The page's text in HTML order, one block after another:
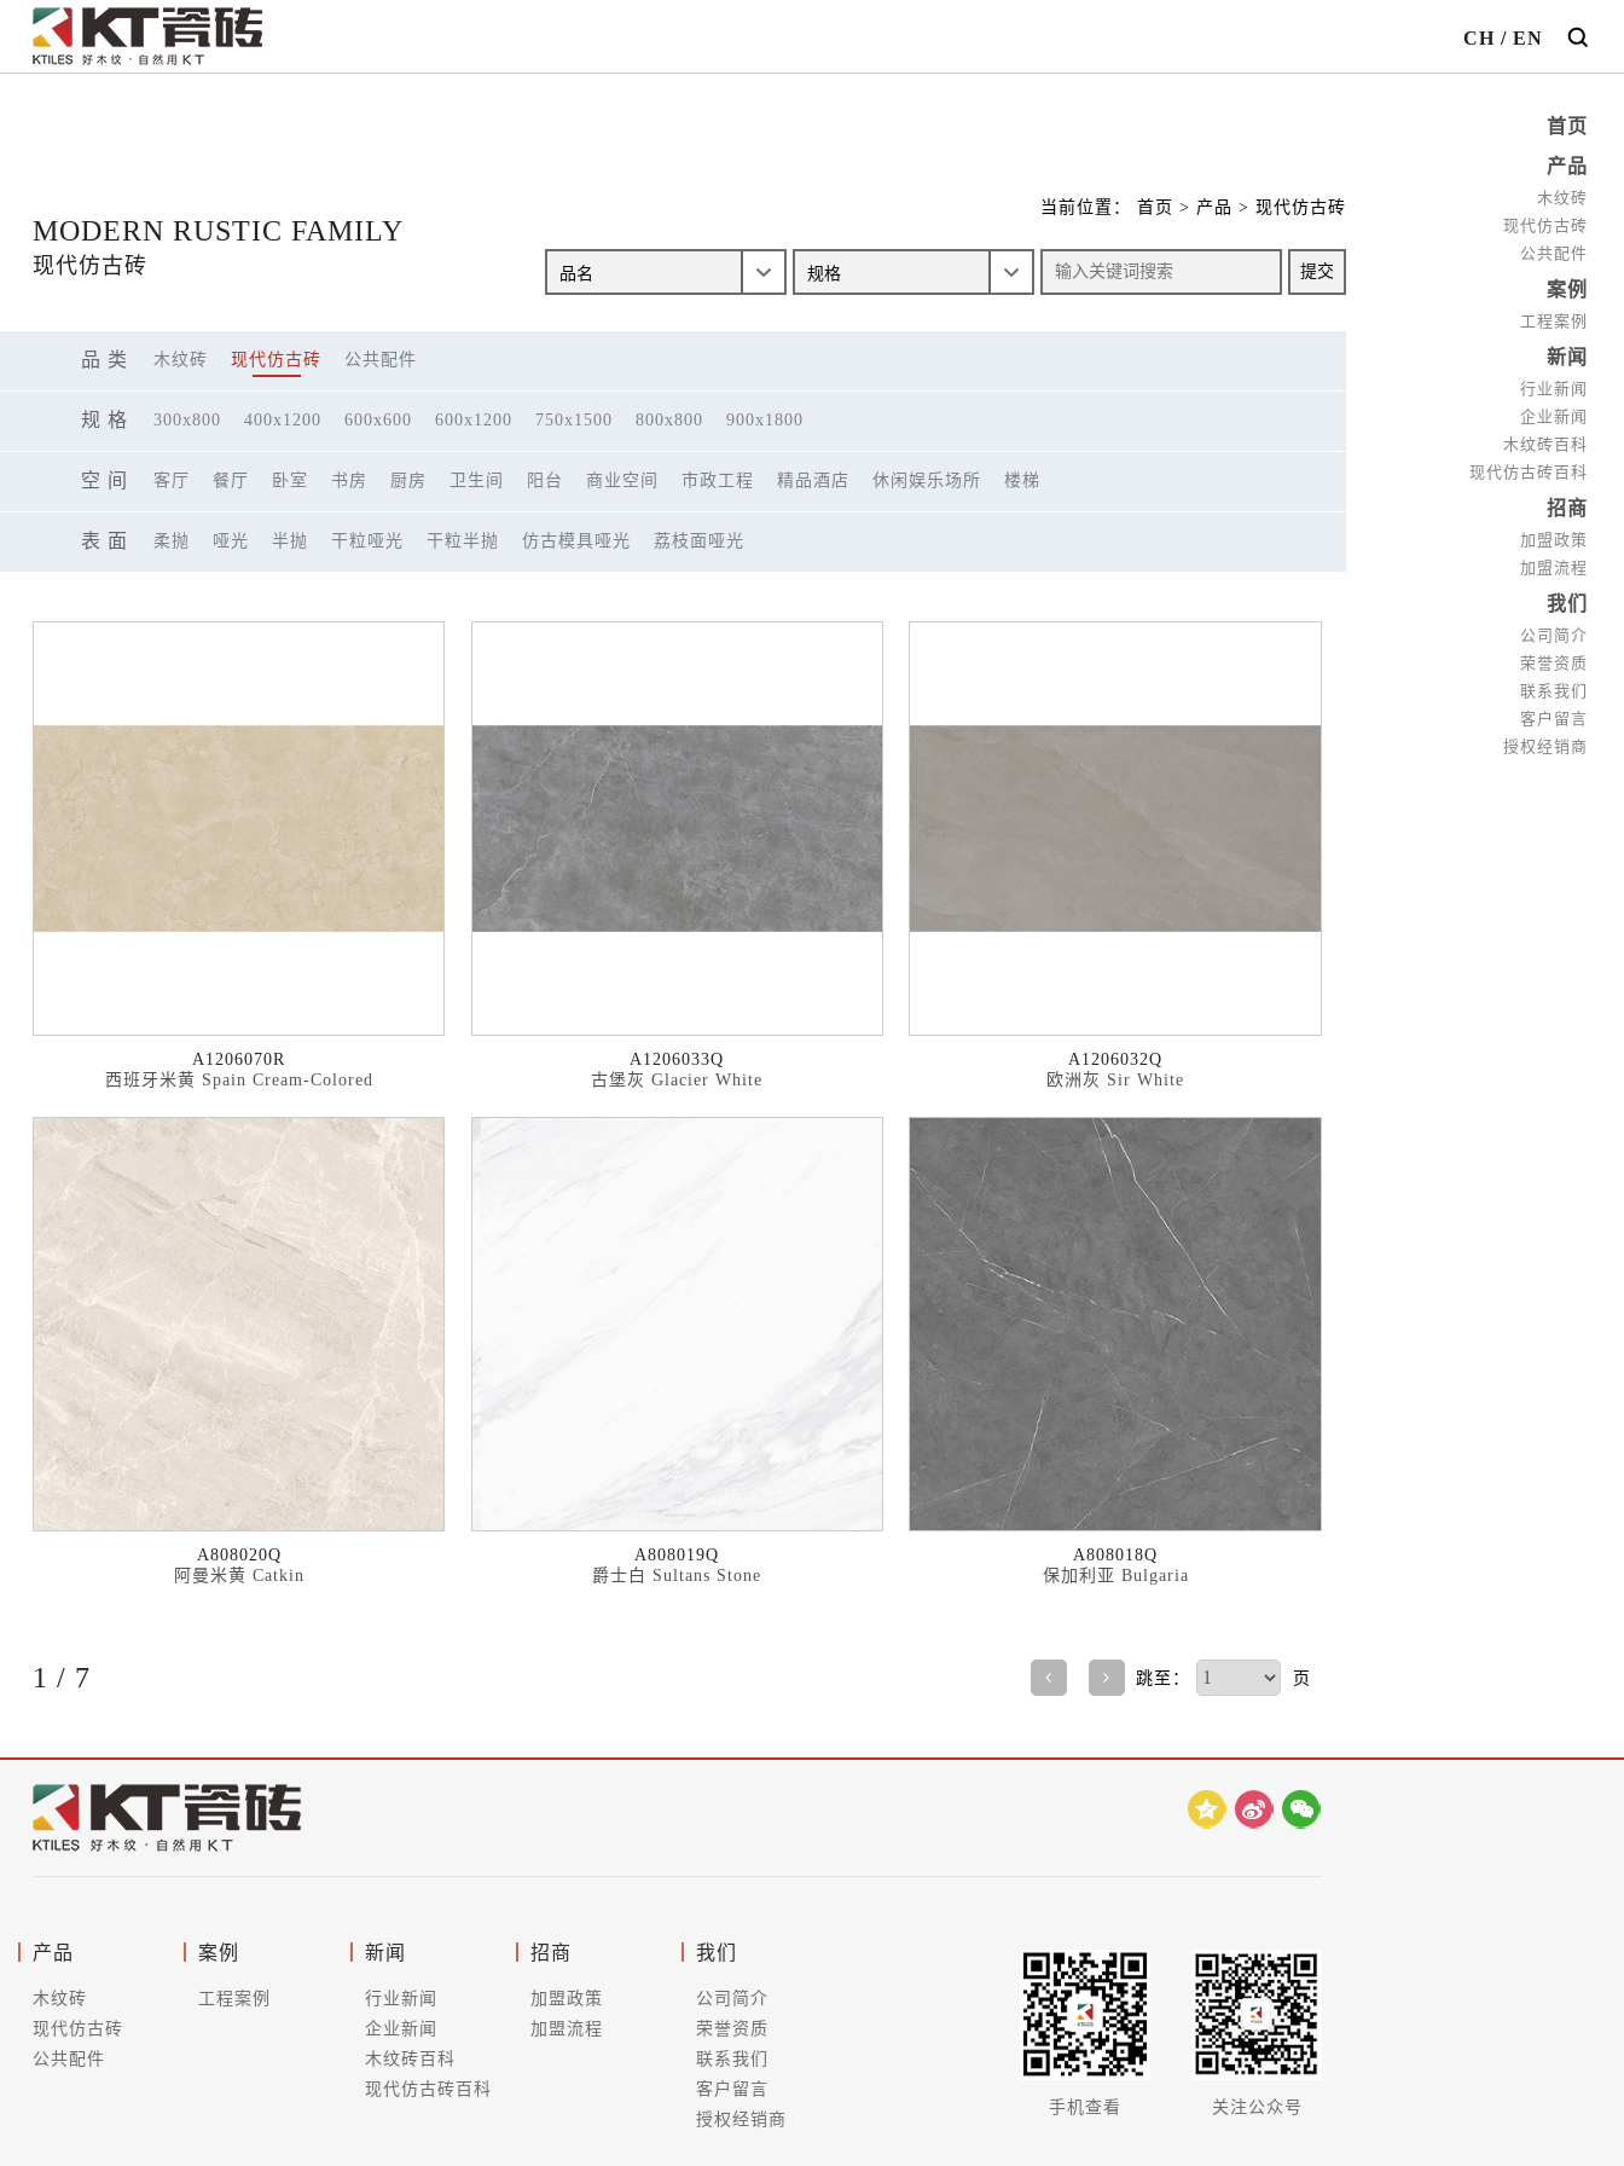
CH /EN
首页
产品
木纹砖
现代仿古砖
公共配件
案例
工程案例
新闻
行业新闻
企业新闻
木纹砖百科
现代仿古砖百科
招商
加盟政策
加盟流程
我们
公司简介
荣誉资质
联系我们
客户留言
授权经销商
121312
MODERN RUSTIC FAMILY
现代仿古砖
当前位置： 首页 > 产品 > 现代仿古砖
品 类 木纹砖 现代仿古砖 公共配件
规 格 300x800 400x1200 600x600 600x1200 750x1500 800x800 900x1800
空 间 客厅 餐厅 卧室 书房 厨房 卫生间 阳台 商业空间 市政工程 精品酒店 休闲娱乐场所 楼梯
表 面 柔抛 哑光 半抛 干粒哑光 干粒半抛 仿古模具哑光 荔枝面哑光
A1206070R
西班牙米黄 Spain Cream-Colored
A1206033Q
古堡灰 Glacier White
A1206032Q
欧洲灰 Sir White
A808020Q
阿曼米黄 Catkin
A808019Q
爵士白 Sultans Stone
A808018Q
保加利亚 Bulgaria
1 / 7 跳至： 页
产品
木纹砖
现代仿古砖
公共配件
案例
工程案例
新闻
行业新闻
企业新闻
木纹砖百科
现代仿古砖百科
招商
加盟政策
加盟流程
我们
公司简介
荣誉资质
联系我们
客户留言
授权经销商
手机查看 关注公众号